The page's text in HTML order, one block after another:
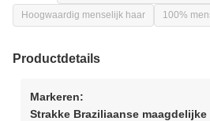
Hoogwaardig menselijk haar 100%
Productdetails
Markeren:
Strakke Braziliaanse